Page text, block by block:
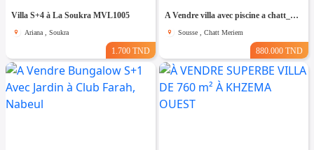
Villa S+4 à La Soukra MVL1005
Ariana , Soukra
1.700 TND
A Vendre villa avec piscine a chatt_mariem pré résidence Costa
Sousse , Chatt Meriem
880.000 TND